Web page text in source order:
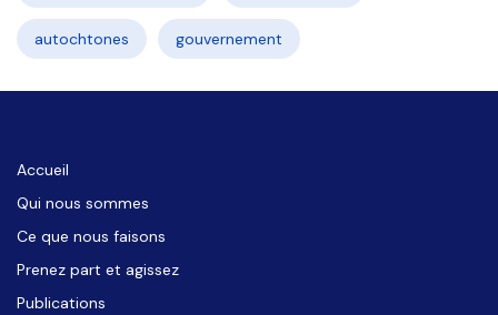
autochtones gouvernement
Accueil
Qui nous sommes
Ce que nous faisons
Prenez part et agissez
Publications